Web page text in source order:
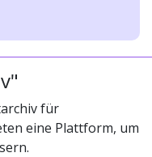
für
eine Plattform, um